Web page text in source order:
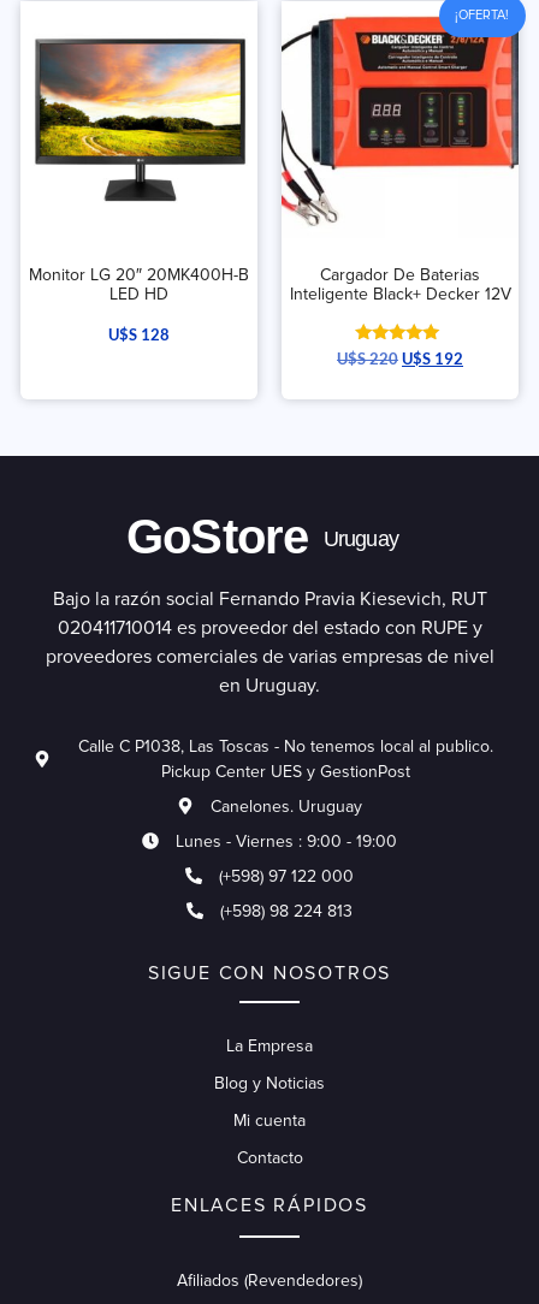
Monitor LG 20″ 20MK400H-B
LED HD
U$S 128
¡OFERTA!
Cargador De Baterias
Inteligente Black+ Decker 12V
Valorado
con
de 5
U$S220U$S 192
GoStore Uruguay
Bajo la razón social Fernando Pravia Kiesevich, RUT
020411710014 es proveedor del estado con RUPE y
proveedores comerciales de varias empresas de nivel
en Uruguay.
Calle C P1038, Las Toscas - No tenemos local al publico.
Pickup Center UES y GestionPost
Canelones. Uruguay
Lunes - Viernes : 9:00 - 19:00
(+598) 97 122 000
(+598) 98 224 813
SIGUE CON NOSOTROS
La Empresa
Blog y Noticias
Mi cuenta
Contacto
ENLACES RÁPIDOS
Afiliados (Revendedores)